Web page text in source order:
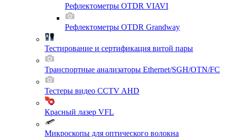
Рефлектометры OTDR VIAVI
Рефлектометры OTDR Grandway
Тестирование и сертификация витой пары
Транспортные анализаторы Ethernet/SGH/OTN/FC
Тестеры видео CCTV AHD
Красный лазер VFL
Микроскопы для оптического волокна